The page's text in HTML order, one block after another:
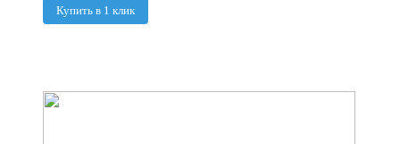
Купить в 1 клик